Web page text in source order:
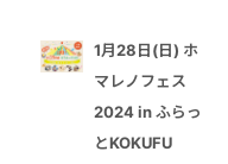
1月28日(日) ホ
マレノフェス
2024 in ふらっ
とKOKUFU